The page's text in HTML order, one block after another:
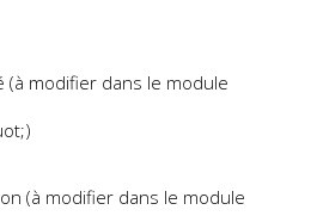
(à modifier dans le module
(à modifier dans le module